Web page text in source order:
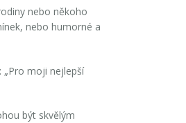
nebo někoho
nebo humorné a
moji nejlepší
být skvělým